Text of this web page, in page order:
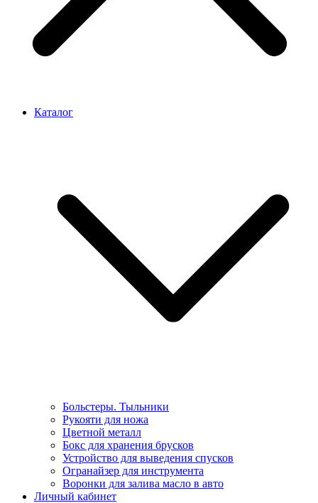
Каталог
Больстеры. Тыльники
Рукояти для ножа
Цветной металл
Бокс для хранения брусков
Устройство для выведения спусков
Огранайзер для инструмента
Воронки для залива масло в авто
Личный кабинет